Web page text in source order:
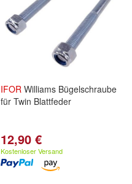
IFOR Williams Bügelschraube
für Twin Blattfeder
12,90 €
Kostenloser Versand